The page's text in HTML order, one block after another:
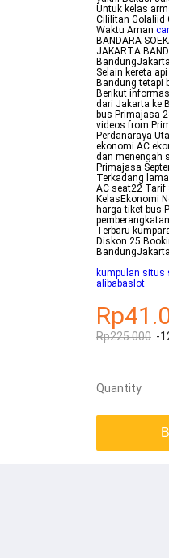
Untuk kelas
Cililitan Golaliid
Waktu Aman
BANDARA
JAKARTA
Selain kereta
Bandung tetapi
Berikut
dari Jakarta ke
bus Primajasa
videos from
Perdanaraya
ekonomi AC
dan menengah
Primajasa
Terkadang
AC seat22 Tarif
KelasEkonomi
harga tiket bus
Terbaru
Diskon 25
kumpulan situs
alibabaslot
Rp225.000 -
Quantity